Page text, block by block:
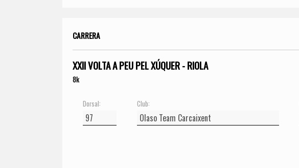
CARRERA
XXII VOLTA A PEU PEL XÚQUER - RIOLA
8k
Dorsal: Club: